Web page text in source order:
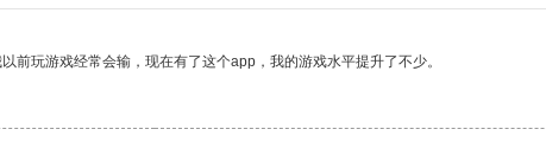
玩游戏经常会输，现在有了这个app，我的游戏水平提升了不少。